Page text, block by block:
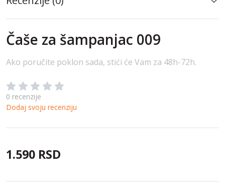
Čaše za šampanjac 009
Ako poručite poklon sada, stići će Vam za 48h-72h.
0 recenzije
Dodaj svoju recenziju
1.590 RSD